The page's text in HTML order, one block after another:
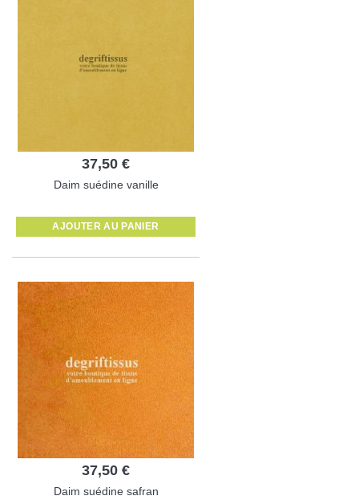
37,50 €
Daim suédine vanille
AJOUTER AU PANIER
37,50 €
Daim suédine safran